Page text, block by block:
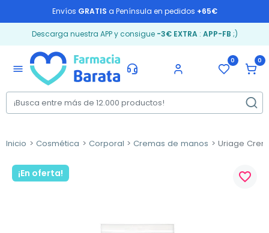
Envíos GRATIS a Península en pedidos +65€
Descarga nuestra APP y consigue -3€ EXTRA: APP-FB ;)
menu
0 0
Inicio Cosmética Corporal Cremas de manos Uriage
¡En oferta! favorite_border